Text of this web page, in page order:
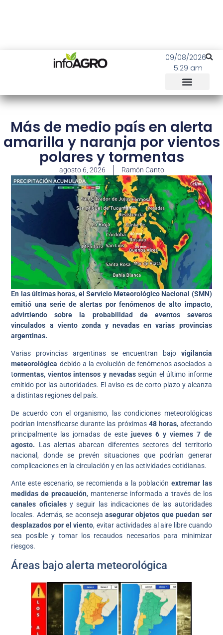
09/08/2026
5:29 am
Más de medio país en alerta
amarilla y naranja por vientos
polares y tormentas
agosto 6, 2026 Ramón Canto
En las últimas horas, el Servicio Meteorológico Nacional (SMN)
emitió una serie de alertas por fenómenos de alto impacto,
advirtiendo sobre la probabilidad de eventos severos
vinculados a viento zonda y nevadas en varias provincias
argentinas.
Varias provincias argentinas se encuentran bajo vigilancia
meteorológica debido a la evolución de fenómenos asociados a
tormentas, vientos intensos y nevadassegún el último informe
emitido por las autoridades. El aviso es de corto plazo y alcanza
a distintas regiones del país.
De acuerdo con el organismo, las condiciones meteorológicas
podrían intensificarse durante las próximas 48 horas, afectando
principalmente las jornadas de este jueves 6 y viernes 7 de
agosto. Las alertas abarcan diferentes sectores del territorio
nacional, donde se prevén situaciones que podrían generar
complicaciones en la circulación y en las actividades cotidianas.
Ante este escenario, se recomienda a la poblaciónextremar las
medidas de precaución, mantenerse informada a través de los
canales oficialesy seguir las indicaciones de las autoridades
locales. Además, se aconseja asegurar objetos que puedan ser
desplazados por el viento, evitar actividades al aire libre cuando
sea posible y tomar los recaudos necesarios para minimizar
riesgos.
Áreas bajo alerta meteorológica